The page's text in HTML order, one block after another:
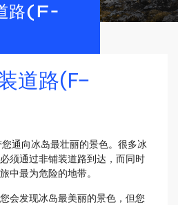
路(F-
道路(F-
通向冰岛最壮丽的景色。很多冰
须通过非铺装道路到达，而同时
中最为危险的地带。
会发现冰岛最美丽的景色，但您